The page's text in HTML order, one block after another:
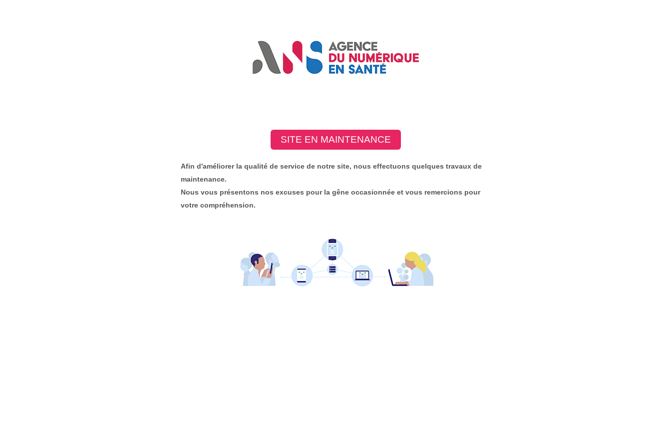
SITE EN MAINTENANCE
Afin d'améliorer la qualité de service de notre site, nous effectuons quelques travaux de
maintenance.
Nous vous présentons nos excuses pour la gêne occasionnée et vous remercions pour
votre compréhension.